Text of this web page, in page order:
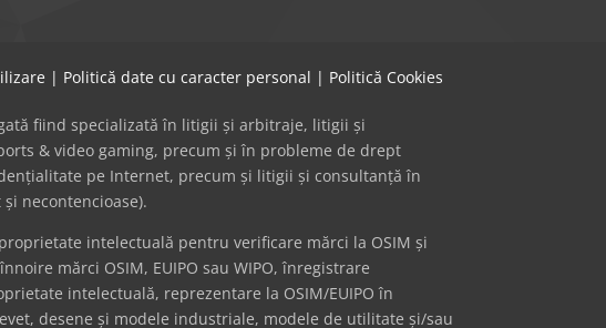
| Politică date cu caracter personal | Politică Cookies
fiind specializată în litigii și arbitraje, litigii și
& video gaming, precum și în probleme de drept
pe Internet, precum și litigii și consultanță în
necontencioase).
proprietate intelectuală pentru verificare mărci la OSIM și
mărci OSIM, EUIPO sau WIPO, înregistrare
intelectuală, reprezentare la OSIM/EUIPO în
desene și modele industriale, modele de utilitate și/sau